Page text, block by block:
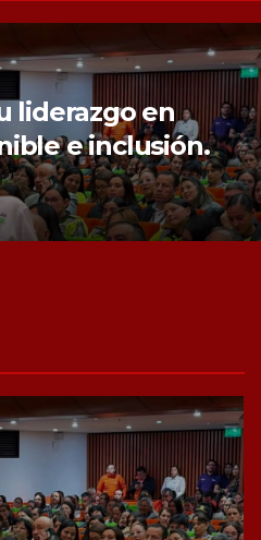
protección de sus
la compra de